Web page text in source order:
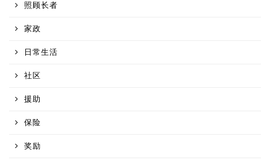
照顾长者
家政
日常生活
社区
援助
保险
奖励